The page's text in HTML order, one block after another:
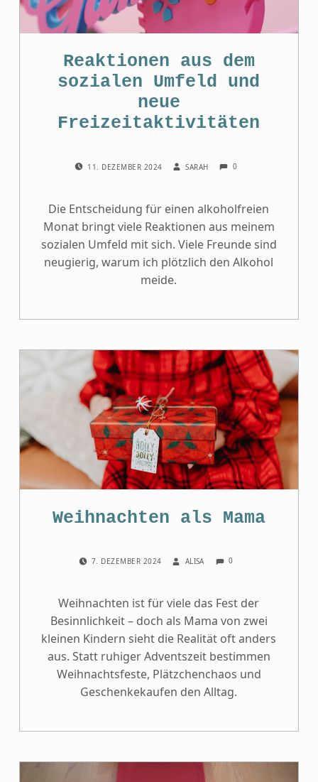
Reaktionen aus dem
sozialen Umfeld und
neue
Freizeitaktivitäten
11. DEZEMBER 2024 SARAH 0
Die Entscheidung für einen alkoholfreien
Monat bringt viele Reaktionen aus meinem
sozialen Umfeld mit sich. Viele Freunde sind
neugierig, warum ich plötzlich den Alkohol
meide.
Weihnachten als Mama
7. DEZEMBER 2024 ALISA 0
Weihnachten ist für viele das Fest der
Besinnlichkeit – doch als Mama von zwei
kleinen Kindern sieht die Realität oft anders
aus. Statt ruhiger Adventszeit bestimmen
Weihnachtsfeste, Plätzchenchaos und
Geschenkekaufen den Alltag.